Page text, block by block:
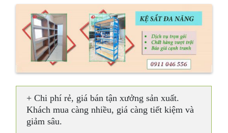
+ Chi phí rẻ, giá bán tận xưởng sản xuất.
Khách mua càng nhiều, giá càng tiết kiệm và
giảm sâu.